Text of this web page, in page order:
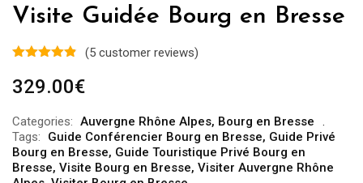
Visite Guidée Bourg en Bresse
(5 customer reviews)
329.00€
Categories: Auvergne Rhône Alpes, Bourg en Bresse
Tags:
Guide Conférencier Bourg en Bresse, Guide Privé
Bourg en Bresse, Guide Touristique Privé Bourg en
Bresse, Visite Bourg en Bresse, Visiter Auvergne Rhône